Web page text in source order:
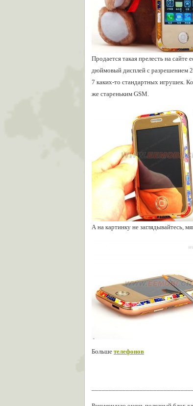
Продается такая прелесть на
дюймовый дисплей с разрешением
7 каких-то стандартных игрушек.
же стареньким GSM.
А на картинку не заглядывайтесь,
Больше телефонов